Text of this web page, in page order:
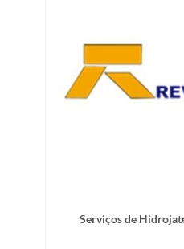
Serviços de